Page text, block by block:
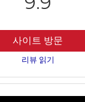
사이트 방문
리뷰 읽기